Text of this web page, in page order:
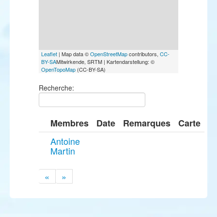
Leaflet | Map data ©OpenStreetMapcontributors, CC-
BY-SAMitwirkende, SRTM | Kartendarstellung: ©
OpenTopoMap (CC-BY-SA)
Recherche:
Membres Date Remarques
Carte
Antoine
Martin
« »